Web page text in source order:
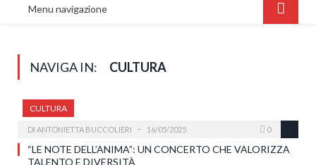
Menu navigazione
NAVIGA IN: CULTURA
CULTURA
DI ANTONIETTA BUCCOLIERI 16/05/2025 0
“LE NOTE DELL’ANIMA”: UN CONCERTO CHE VALORIZZA
TALENTO E DIVERSITÀ